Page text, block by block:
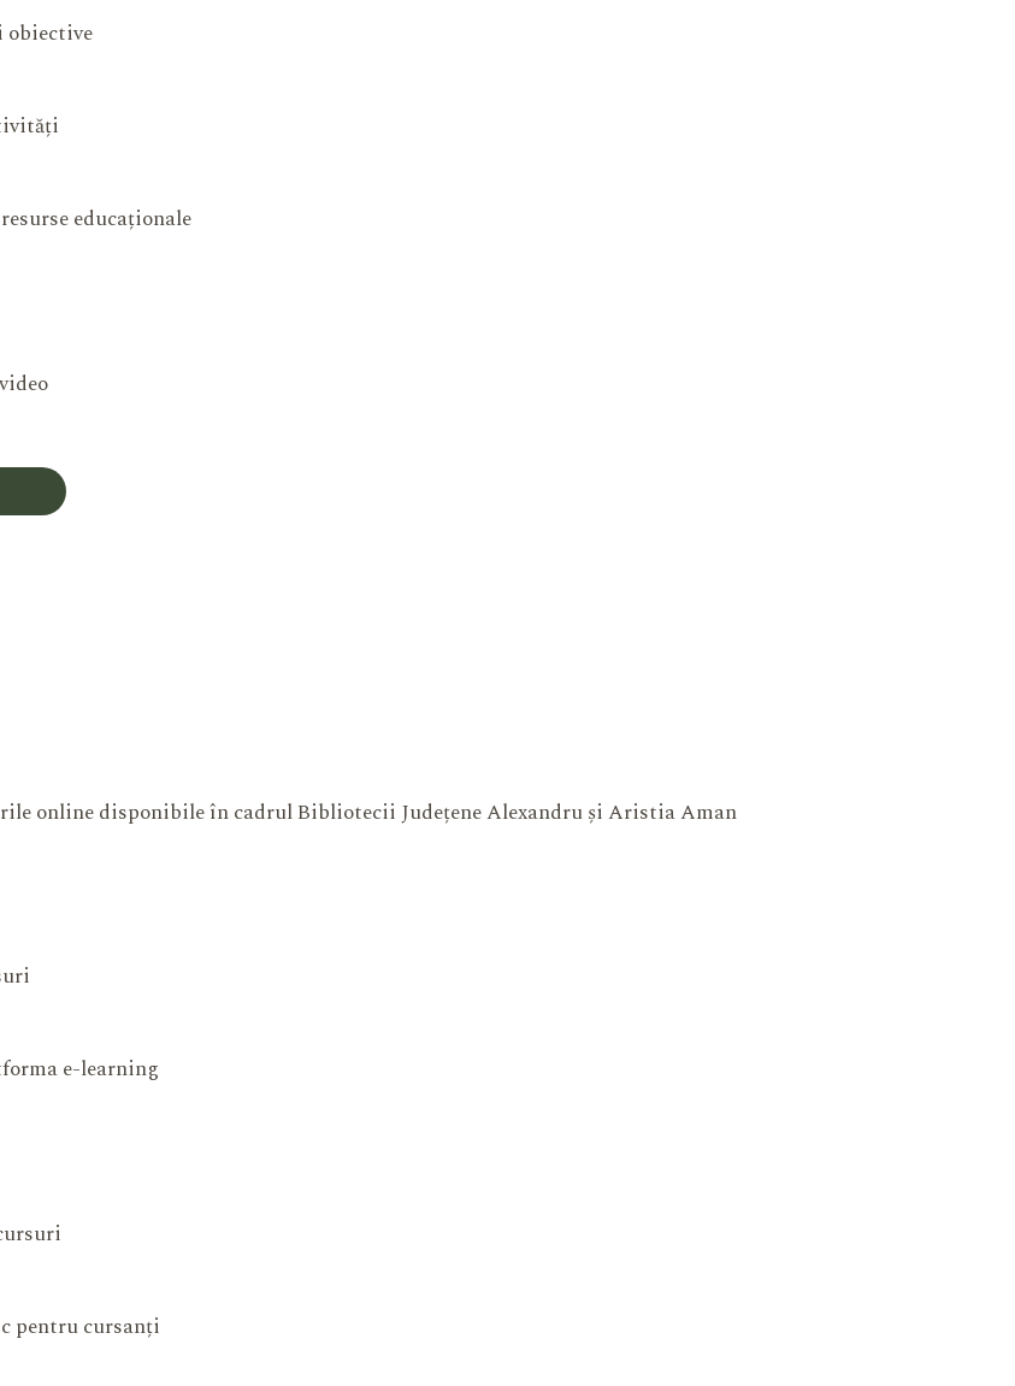
obiective
educaționale
online disponibile în cadrul Bibliotecii Județene Alexandru și Aristia Aman
e-learning
pentru cursanți